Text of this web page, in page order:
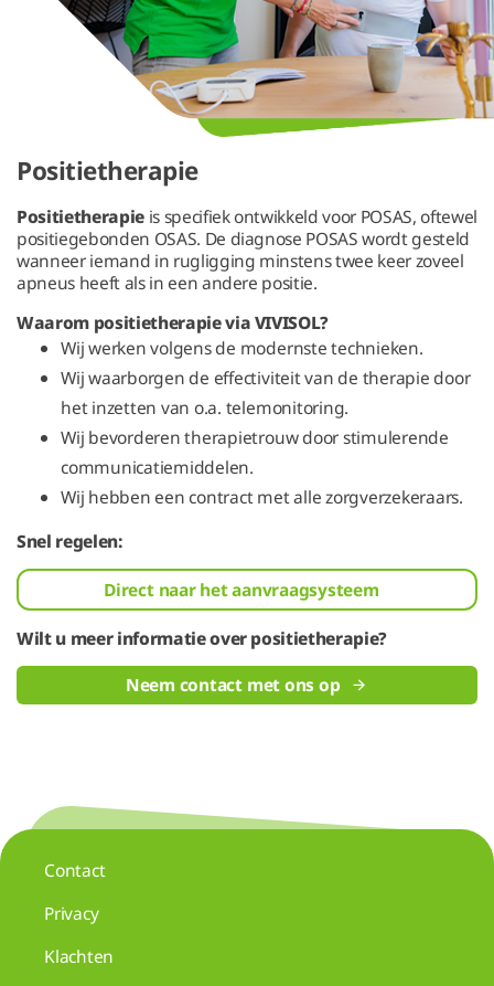
Positietherapie
Positietherapieis specifiek ontwikkeld voor POSAS, oftewel
positiegebonden OSAS. De diagnose POSAS wordt gesteld
wanneer iemand in rugligging minstens twee keer zoveel
apneus heeft als in een andere positie.
Waarom positietherapie via VIVISOL?
Wij werken volgens de modernste technieken.
Wij waarborgen de effectiviteit van de therapie door
het inzetten van o.a. telemonitoring.
Wij bevorderen therapietrouw door stimulerende
communicatiemiddelen.
Wij hebben een contract met alle zorgverzekeraars.
Snel regelen:
Direct naar het aanvraagsysteem
Wilt u meer informatie over positietherapie?
Neem contact met ons op
Contact
Privacy
Klachten